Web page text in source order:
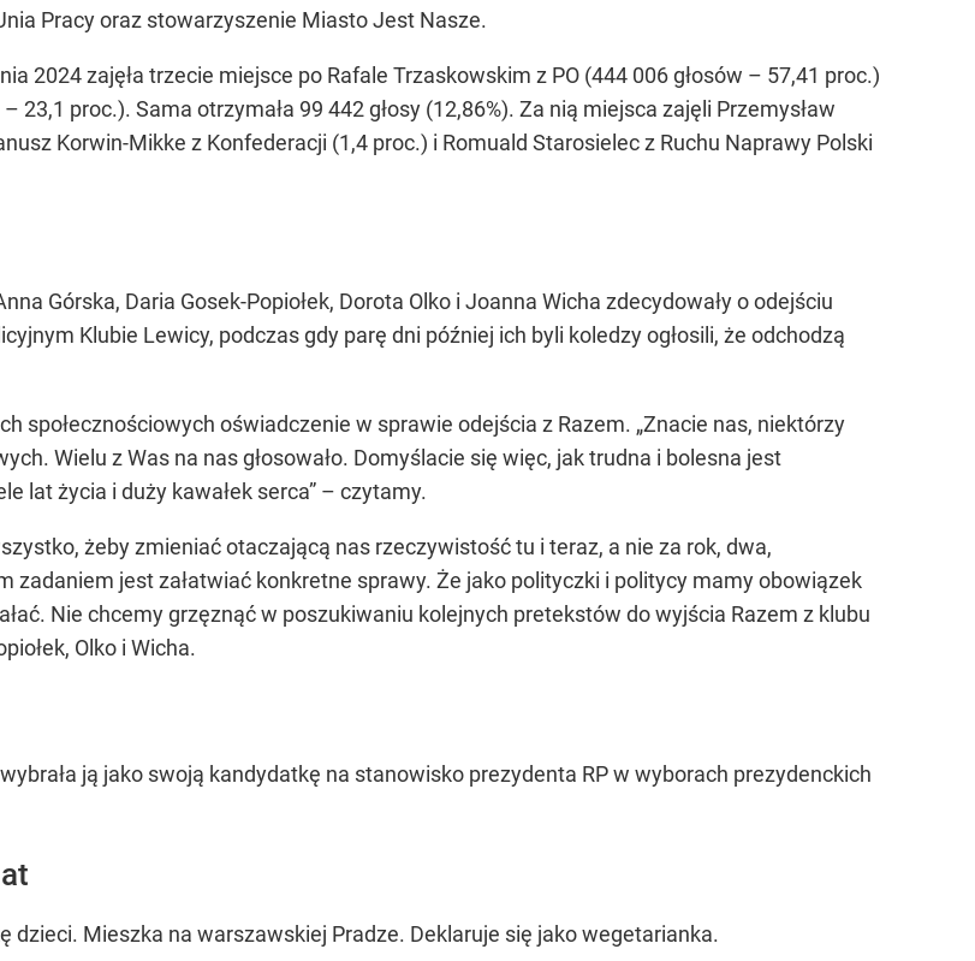
Pracy oraz stowarzyszenie Miasto Jest Nasze.
2024 zajęła trzecie miejsce po Rafale Trzaskowskim z PO (444 006 głosów – 57,41 proc.)
23,1 proc.). Sama otrzymała 99 442 głosy (12,86%). Za nią miejsca zajęli Przemysław
Korwin-Mikke z Konfederacji (1,4 proc.) i Romuald Starosielec z Ruchu Naprawy Polski
Górska, Daria Gosek-Popiołek, Dorota Olko i Joanna Wicha zdecydowały o odejściu
Klubie Lewicy, podczas gdy parę dni później ich byli koledzy ogłosili, że odchodzą
społecznościowych oświadczenie w sprawie odejścia z Razem. „Znacie nas, niektórzy
Wielu z Was na nas głosowało. Domyślacie się więc, jak trudna i bolesna jest
lat życia i duży kawałek serca” – czytamy.
żeby zmieniać otaczającą nas rzeczywistość tu i teraz, a nie za rok, dwa,
zadaniem jest załatwiać konkretne sprawy. Że jako polityczki i politycy mamy obowiązek
Nie chcemy grzęznąć w poszukiwaniu kolejnych pretekstów do wyjścia Razem z klubu
Olko i Wicha.
ją jako swoją kandydatkę na stanowisko prezydenta RP w wyborach prezydenckich
dzieci. Mieszka na warszawskiej Pradze. Deklaruje się jako wegetarianka.